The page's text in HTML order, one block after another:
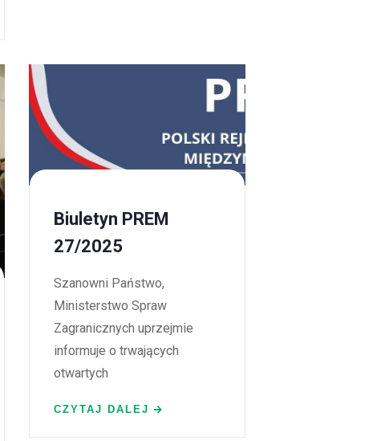
Biuletyn PREM
27/2025
Szanowni Państwo,
Ministerstwo Spraw
Zagranicznych uprzejmie
informuje o trwających
otwartych
CZYTAJ DALEJ